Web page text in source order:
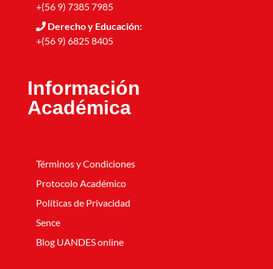
+(56 9) 7385 7985
Derecho y Educación:
+(56 9) 6825 8405
Información
Académica
Términos y Condiciones
Protocolo Académico
Políticas de Privacidad
Sence
Blog UANDES online